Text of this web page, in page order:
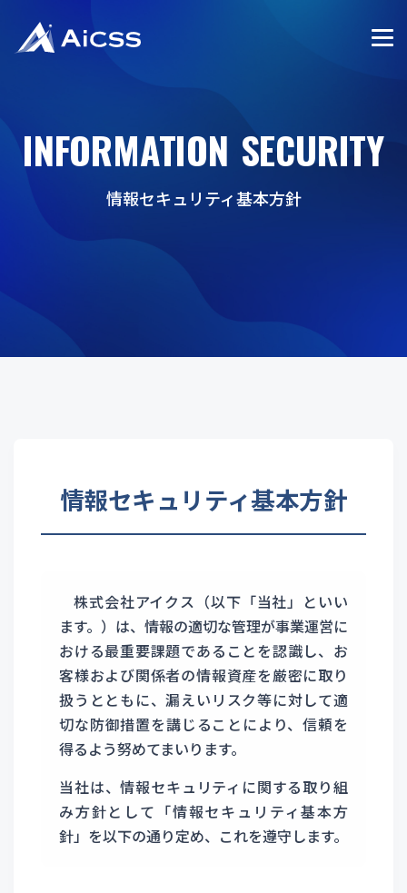
INFORMATION SECURITY
情報セキュリティ基本方針
情報セキュリティ基本方針
株式会社アイクス（以下「当社」といい
ます。）は、情報の適切な管理が事業運営に
おける最重要課題であることを認識し、お
客様および関係者の情報資産を厳密に取り
扱うとともに、漏えいリスク等に対して適
切な防御措置を講じることにより、信頼を
得るよう努めてまいります。
当社は、情報セキュリティに関する取り組
み方針として「情報セキュリティ基本方
針」を以下の通り定め、これを遵守します。